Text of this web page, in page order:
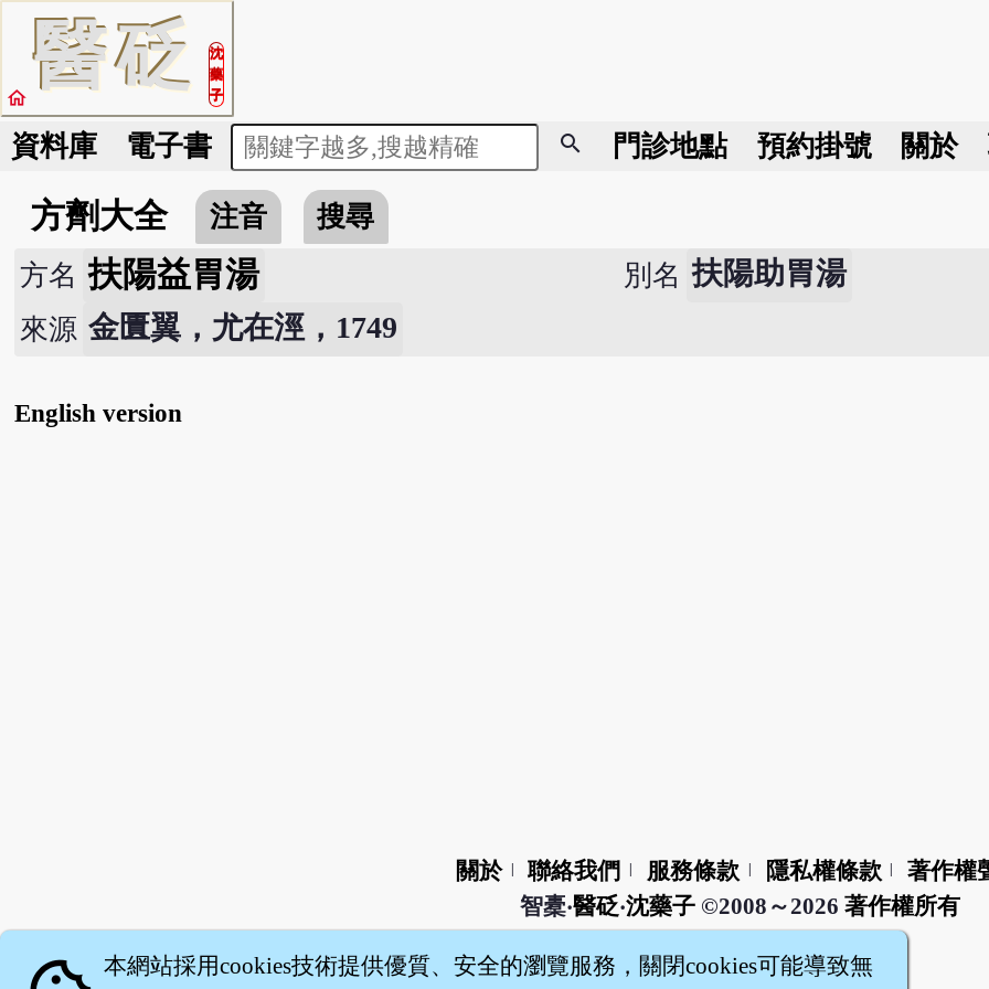
醫砭
沈
藥
子
home
資料庫 電子書 search 門診地點 預約掛號 關於
方劑大全 注音
搜尋
方名 扶陽益胃湯 別名 扶陽助胃湯
來源 金匱翼，尤在涇，1749
English version
關於 聯絡我們 服務條款 隱私權條款
著作權
智橐‧醫砭‧沈藥子©2008～2026 著作權所有
本網站採用cookies技術提供優質、安全的瀏覽服務，關閉cookies可能導致無